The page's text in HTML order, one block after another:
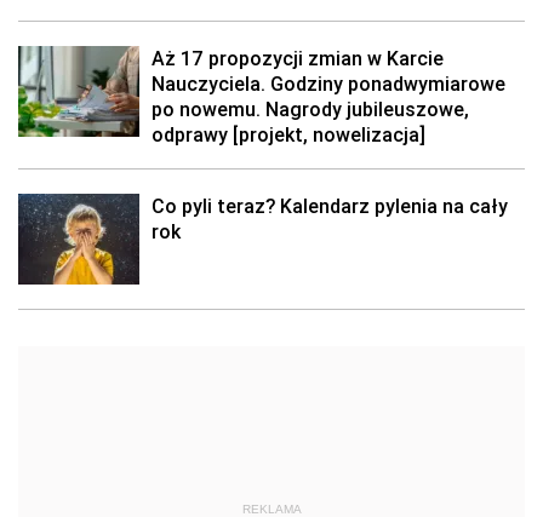
Aż 17 propozycji zmian w Karcie
Nauczyciela. Godziny ponadwymiarowe
po nowemu. Nagrody jubileuszowe,
odprawy [projekt, nowelizacja]
Co pyli teraz? Kalendarz pylenia na cały
rok
REKLAMA